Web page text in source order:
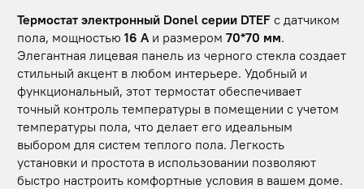
Термостат электронный Donel серии DTEF с датчиком
пола, мощностью 16 A и размером 70*70 мм.
Элегантная лицевая панель из черного стекла создает
стильный акцент в любом интерьере. Удобный и
функциональный, этот термостат обеспечивает
точный контроль температуры в помещении с учетом
температуры пола, что делает его идеальным
выбором для систем теплого пола. Легкость
установки и простота в использовании позволяют
быстро настроить комфортные условия в вашем доме.